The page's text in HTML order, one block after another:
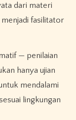
dari materi
menjadi fasilitator
— penilaian
hanya ujian
mendalami
lingkungan